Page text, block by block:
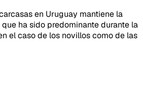
en Uruguay mantiene la
ha sido predominante durante la
el caso de los novillos como de las